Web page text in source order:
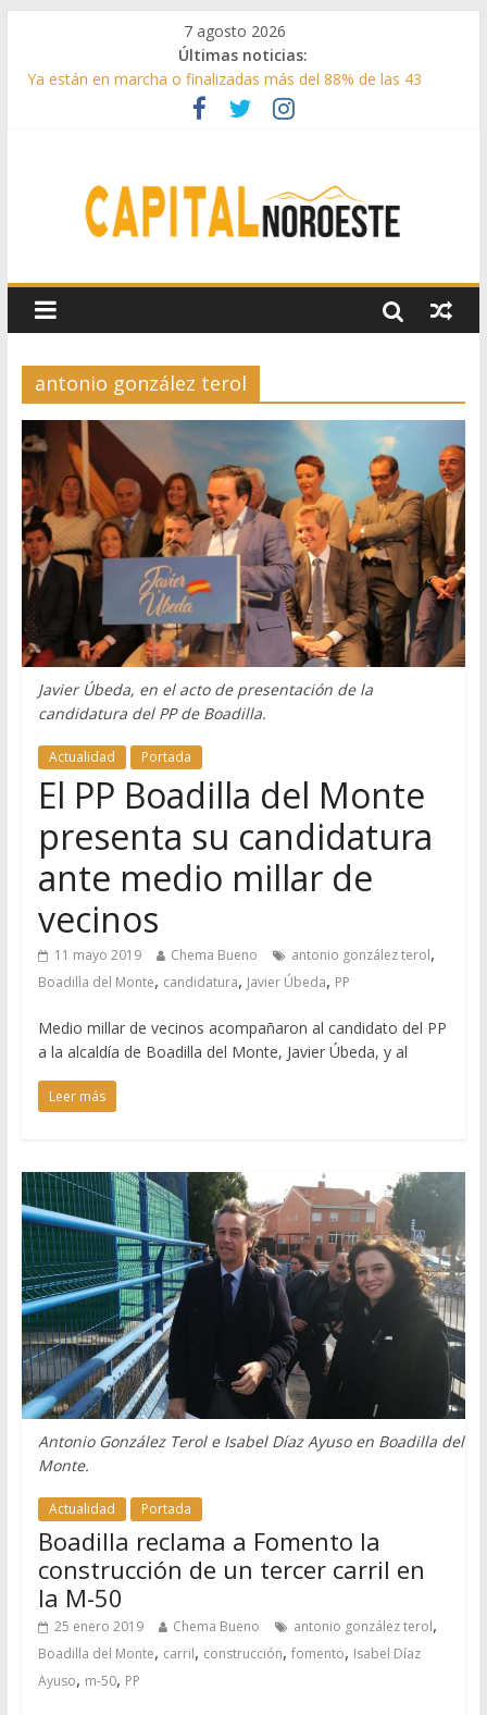
7 agosto 2026
Últimas noticias:
Ya están en marcha o finalizadas más del 88% de las 43
medidas urgentes para reconstruir la Sierra Oeste
Cerca de 33.000 asistentes en los espectáculos de la
kilos de forraje a las ganaderías afectadas por los incendios
de la Sierra Oeste
Guadarrama abre matricula 2026-2027 del Aula de
Humanidades
antonio gonzález terol
Javier Úbeda, en el acto de presentación de la
candidatura del PP de Boadilla.
Actualidad Portada
El PP Boadilla del Monte
presenta su candidatura
ante medio millar de
vecinos
11 mayo 2019 Chema Bueno antonio gonzález terol,
Boadilla del Monte, candidatura, Javier Úbeda, PP
Medio millar de vecinos acompañaron al candidato del PP
a la alcaldía de Boadilla del Monte, Javier Úbeda, y al
Leer más
Antonio González Terol e Isabel Díaz Ayuso en Boadilla del
Monte.
Actualidad Portada
Boadilla reclama a Fomento la
construcción de un tercer carril en
la M-50
25 enero 2019 Chema Bueno antonio gonzález terol,
Boadilla del Monte, carril, construcción, fomento, Isabel Díaz
Ayuso, m-50, PP